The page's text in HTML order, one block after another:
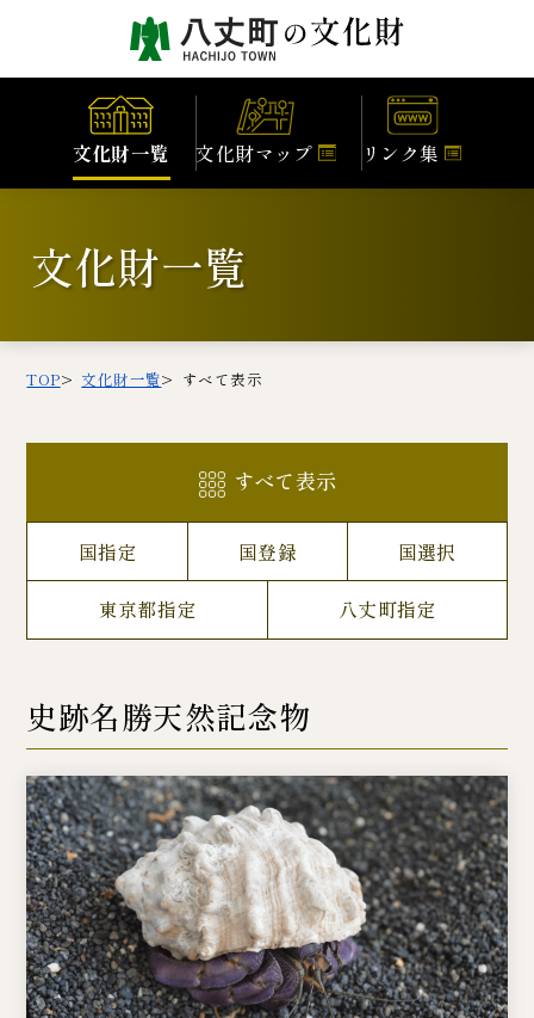
文化財一覧 文化財マップ リンク集
文化財一覧
TOP 文化財一覧 すべて表示
すべて表示
国指定 国登録 国選択
東京都指定 八丈町指定
史跡名勝天然記念物